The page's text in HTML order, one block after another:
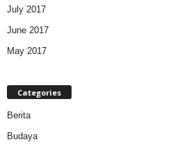
July 2017
June 2017
May 2017
Categories
Berita
Budaya